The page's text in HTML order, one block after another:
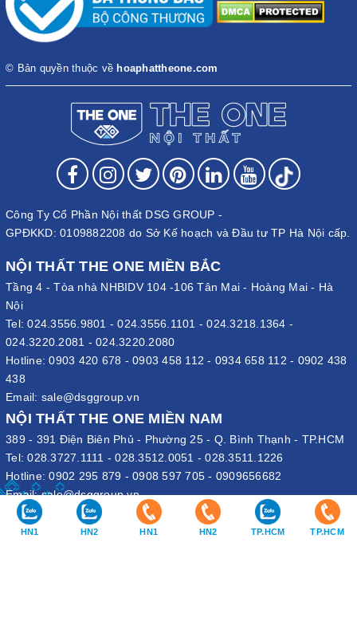
© Bản quyền thuộc về hoaphattheone.com
Công Ty Cổ Phần Nội thất DSG GROUP -
GPĐKKD: 0109882208 do Sở Kế hoạch và Đầu tư TP Hà Nội cấp.
NỘI THẤT THE ONE MIỀN BẮC
Tầng 4 - Tòa nhà NHBIDV 104 -106 Tân Mai - Hoàng Mai - Hà
Nội
Tel:024.3556.9801 -024.3556.1101 -024.3218.1364 -
024.3220.2081 - 024.3220.2080
Hotline:0903 420 678 - 0903 458 112 - 0934 658 112 - 0902 438
438
Email: sale@dsggroup.vn
NỘI THẤT THE ONE MIỀN NAM
389 - 391 Điện Biên Phủ - Phường 25 - Q. Bình Thạnh - TP.HCM
Tel:028.3727.1111 -028.3512.0051 -028.3511.1226
Hotline:0902 295 879 - 0908 597 705 - 0909656682
Email:sale@dsggroup.vn
VĂN PHÒNG TẬP ĐOÀN
109 Trần Hưng Đạo - P. Cửa Nam - Q. Hoàn Kiếm - Hà Nội
HN1 HN2 HN1 HN2 TP.HCM TP.HCM